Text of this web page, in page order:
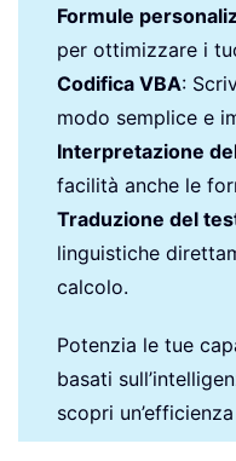
Formule
per ottimizzare i
Codifica VBA:
modo semplice e
Interpretazione
facilità anche le
Traduzione del
linguistiche
calcolo.
Potenzia le tue
basati
scopri